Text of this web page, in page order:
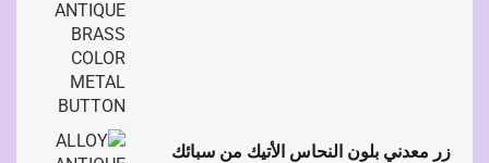
زر معدني بلون النحاس الأتيك من سبائك